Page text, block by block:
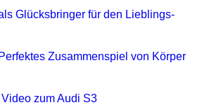
Glücksbringer für den Lieblings-
Zusammenspiel von Körper
zum Audi S3